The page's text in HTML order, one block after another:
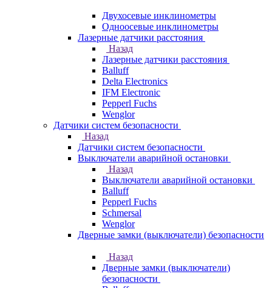
Двухосевые инклинометры
Одноосевые инклинометры
Лазерные датчики расстояния
Назад
Лазерные датчики расстояния
Balluff
Delta Electronics
IFM Electronic
Pepperl Fuchs
Wenglor
Датчики систем безопасности
Назад
Датчики систем безопасности
Выключатели аварийной остановки
Назад
Выключатели аварийной остановки
Balluff
Pepperl Fuchs
Schmersal
Wenglor
Дверные замки (выключатели) безопасности
Назад
Дверные замки (выключатели)
безопасности